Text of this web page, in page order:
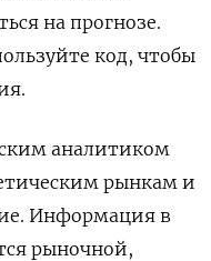
на прогнозе.
код, чтобы
аналитиком
рынкам и
Информация в
рыночной,